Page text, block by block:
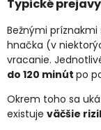
Typické prejavy
Bežnými
hnačka (v
vracanie.
do 120 minút po
Okrem toho sa
existuje väčšie